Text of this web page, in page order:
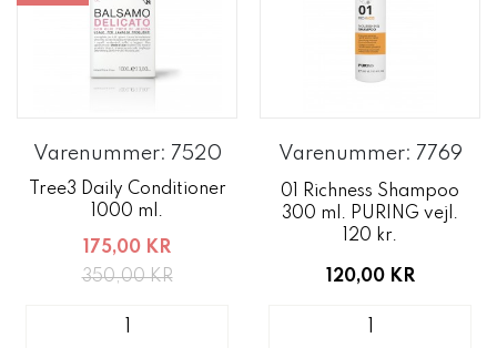
Varenummer: 7520
Tree3 Daily Conditioner
1000 ml.
175,00 KR
350,00 KR
Varenummer: 7769
01 Richness Shampoo
300 ml. PURING vejl.
120 kr.
120,00 KR